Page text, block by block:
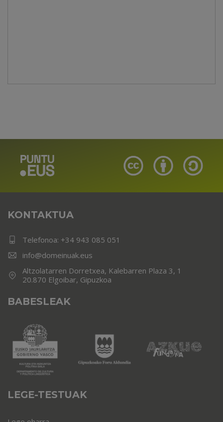
KONTAKTUA
Telefonoa: +34 943 085 051
info@domeinuak.eus
Altzolatarren Dorretxea, Kalebarren Plaza 3, 1
20.870 Elgoibar, Gipuzkoa
BABESLEAK
LEGE-TESTUAK